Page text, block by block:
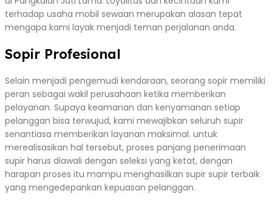
terhadap usaha mobil sewaan merupakan alasan tepat
mengapa kami layak menjadi teman perjalanan anda.
Sopir Profesional
Selain menjadi pengemudi kendaraan, seorang sopir memiliki
peran sebagai wakil perusahaan ketika memberikan
pelayanan. Supaya keamanan dan kenyamanan setiap
pelanggan bisa terwujud, kami mewajibkan seluruh supir
senantiasa memberikan layanan maksimal. untuk
merealisasikan hal tersebut, proses panjang penerimaan
supir harus diawali dengan seleksi yang ketat, dengan
harapan proses itu mampu menghasilkan supir supir terbaik
yang mengedepankan kepuasan pelanggan.